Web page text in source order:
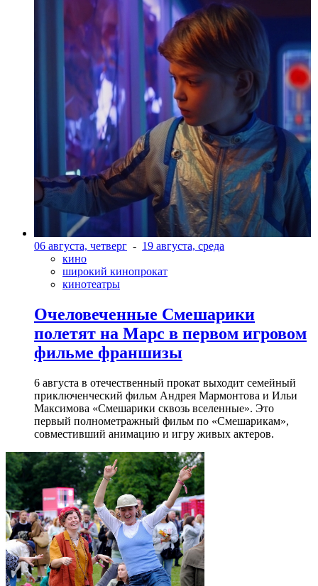
06 августа, четверг - 19 августа, среда
кино
широкий кинопрокат
кинотеатры
Очеловеченные Смешарики
полетят на Марс в первом игровом
фильме франшизы
6 августа в отечественный прокат выходит семейный
приключенческий фильм Андрея Мармонтова и Ильи
Максимова «Смешарики сквозь вселенные». Это
первый полнометражный фильм по «Смешарикам»,
совместивший анимацию и игру живых актеров.